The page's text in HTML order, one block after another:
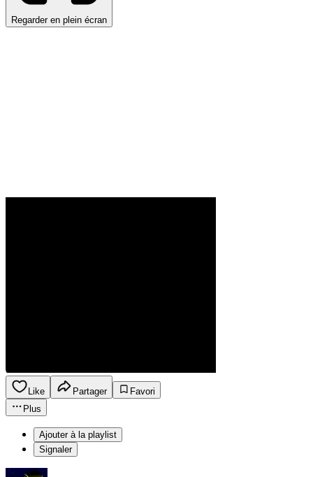
Regarder en plein écran
Like Partager
Favori
Plus
Ajouter à la playlist
Signaler